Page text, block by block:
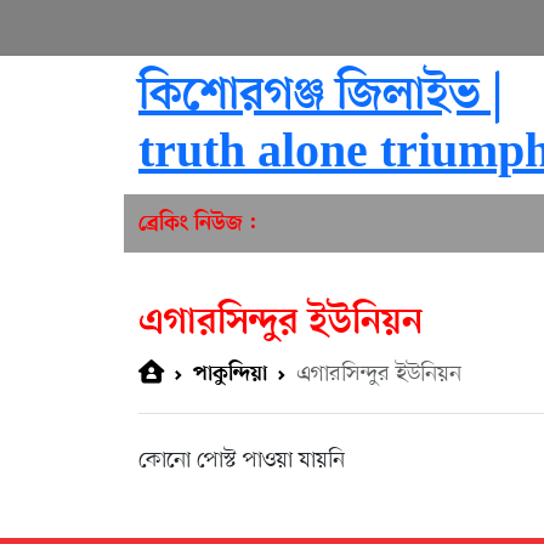
কিশোরগঞ্জ জিলাইভ |
truth alone
ব্রেকিং নিউজ :
এগারসিন্দুর ইউনিয়ন
পাকুন্দিয়া এগারসিন্দুর ইউনিয়ন
কোনো পোস্ট পাওয়া যায়নি